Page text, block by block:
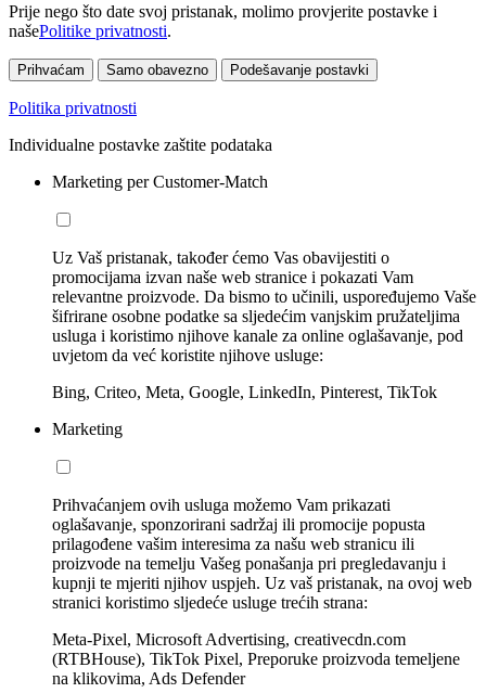
Prije nego što date svoj pristanak, molimo provjerite postavke i
našePolitike privatnosti.
Prihvaćam Samo obavezno Podešavanje postavki
Politika privatnosti
Individualne postavke zaštite podataka
Marketing per Customer-Match
Uz Vaš pristanak, također ćemo Vas obavijestiti o
promocijama izvan naše web stranice i pokazati Vam
relevantne proizvode. Da bismo to učinili, uspoređujemo Vaše
šifrirane osobne podatke sa sljedećim vanjskim pružateljima
usluga i koristimo njihove kanale za online oglašavanje, pod
uvjetom da već koristite njihove usluge:
Bing, Criteo, Meta, Google, LinkedIn, Pinterest, TikTok
Marketing
Prihvaćanjem ovih usluga možemo Vam prikazati
oglašavanje, sponzorirani sadržaj ili promocije popusta
prilagođene vašim interesima za našu web stranicu ili
proizvode na temelju Vašeg ponašanja pri pregledavanju i
kupnji te mjeriti njihov uspjeh. Uz vaš pristanak, na ovoj web
stranici koristimo sljedeće usluge trećih strana:
Meta-Pixel, Microsoft Advertising, creativecdn.com
(RTBHouse), TikTok Pixel, Preporuke proizvoda temeljene
na klikovima, Ads Defender